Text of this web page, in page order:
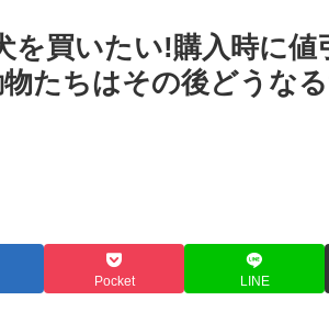
買いたい!購入時に値
たちはその後どうな
Pocket LINE